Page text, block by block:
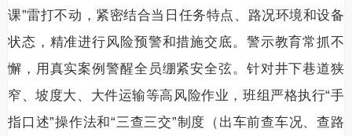
课”雷打不动，紧密结合当日任务特点、路况环境和设备
状态，精准进行风险预警和措施交底。警示教育常抓不
懈，用真实案例警醒全员绷紧安全弦。针对井下巷道狭
窄、坡度大、大件运输等高风险作业，班组严格执行“手
指口述”操作法和“三查三交”制度（出车前查车况、查路